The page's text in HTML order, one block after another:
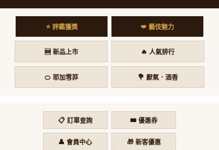
⭐ 評鑑獲獎 💋 藝伎魅力
🆕 新品上市 🔥 人氣排行
🍊 耶加雪菲 💐 厭氧．酒香
📋 訂單查詢 🎟️ 優惠券
👤 會員中心 🎁 新客優惠